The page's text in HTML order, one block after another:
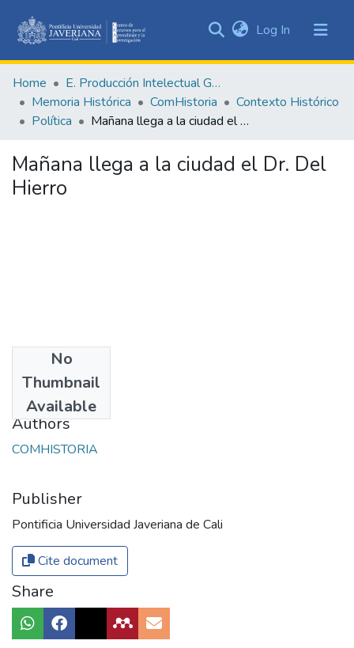
&
Collections
All of DSpace
Statistics
Log In (current)
Home
E. Producción Intelectual General
Memoria Histórica
ComHistoria
Contexto Histórico
Política
Mañana llega a la ciudad el Dr. Del Hierro
Mañana llega a la ciudad el Dr. Del
Hierro
No
Thumbnail
Available
2017
Authors
COMHISTORIA
Publisher
Pontificia Universidad Javeriana de Cali
Cite document
Share